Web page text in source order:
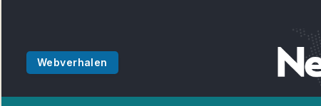
Webverhalen